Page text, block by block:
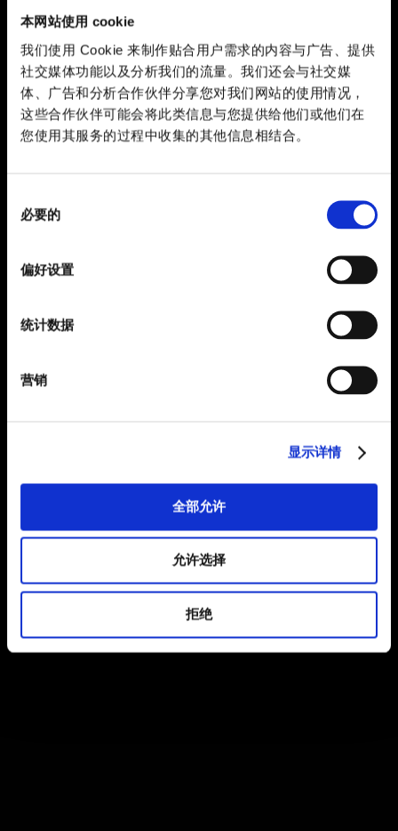
本网站使用 cookie
我们使用 Cookie 来制作贴合用户需求的内容与广告、提供
社交媒体功能以及分析我们的流量。我们还会与社交媒
体、广告和分析合作伙伴分享您对我们网站的使用情况，
这些合作伙伴可能会将此类信息与您提供给他们或他们在
您使用其服务的过程中收集的其他信息相结合。
必要的
偏好设置
统计数据
营销
显示详情
全部允许
允许选择
拒绝